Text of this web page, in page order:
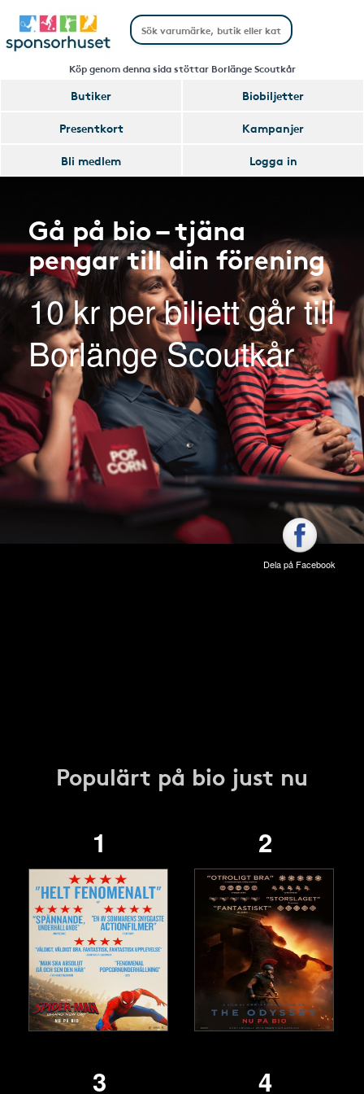
Köp genom denna sida stöttar Borlänge Scoutkår
Butiker
Biobiljetter
Presentkort
Kampanjer
Bli medlem
Logga in
Gå på bio – tjäna
pengar till din förening
10 kr per biljett går till
Borlänge Scoutkår
Dela på Facebook
Populärt på bio just nu
1 2
3 4